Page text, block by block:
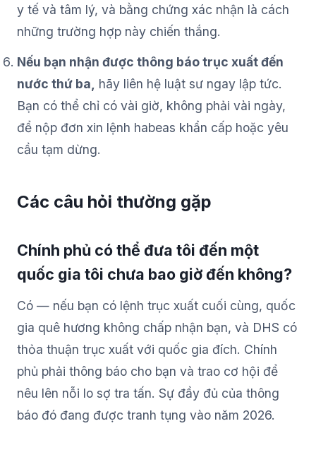
y tế và tâm lý, và bằng chứng xác nhận là cách
những trường hợp này chiến thắng.
Nếu bạn nhận được thông báo trục xuất đến
nước thứ ba,
hãy liên hệ luật sư ngay lập tức.
Bạn có thể chỉ có vài giờ, không phải vài ngày,
để nộp đơn xin lệnh habeas khẩn cấp hoặc yêu
cầu tạm dừng.
Các câu hỏi thường gặp
Chính phủ có thể đưa tôi đến một
quốc gia tôi chưa bao giờ đến không?
Có — nếu bạn có lệnh trục xuất cuối cùng, quốc
gia quê hương không chấp nhận bạn, và DHS có
thỏa thuận trục xuất với quốc gia đích. Chính
phủ phải thông báo cho bạn và trao cơ hội để
nêu lên nỗi lo sợ tra tấn. Sự đầy đủ của thông
báo đó đang được tranh tụng vào năm 2026.